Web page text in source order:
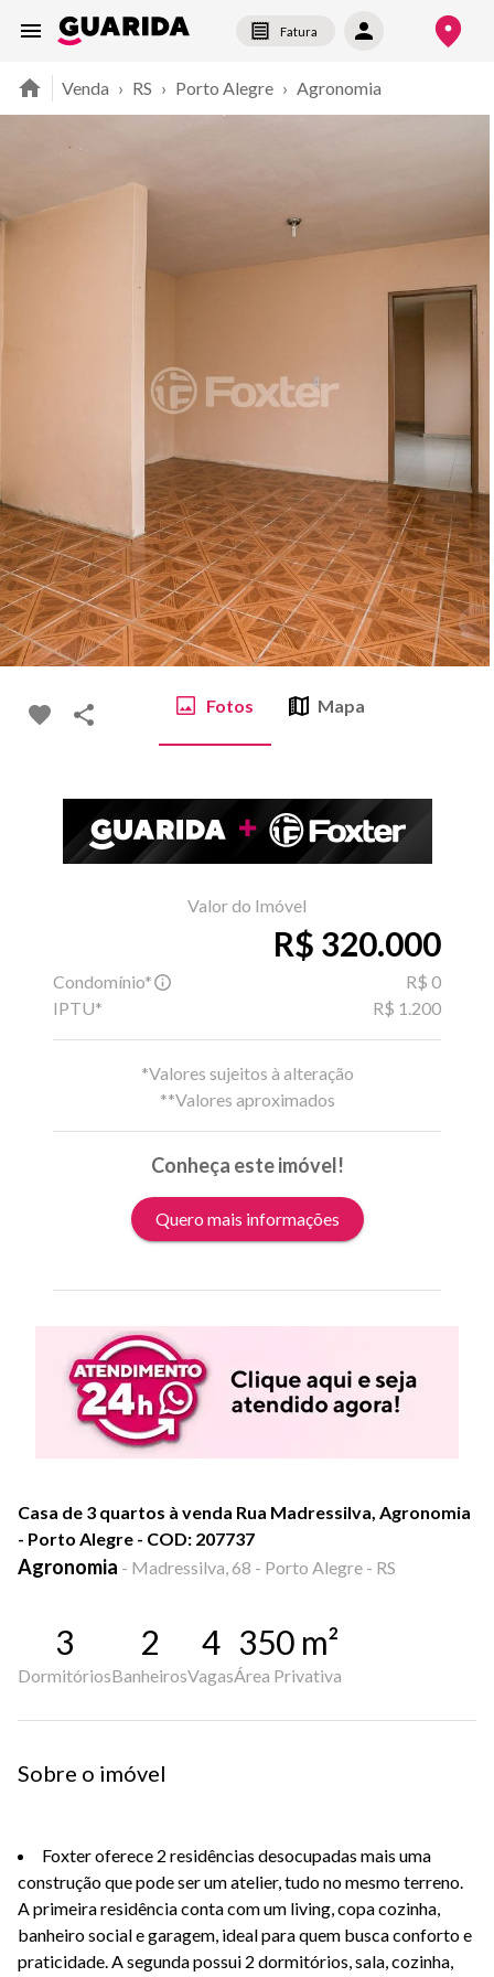
Fatura
Venda › RS › Porto Alegre › Agronomia
Fotos Mapa
Valor do Imóvel
R$ 320.000
Condomínio*
R$ 0
IPTU*
R$ 1.200
*Valores sujeitos à alteração
**Valores aproximados
Conheça este imóvel!
Quero mais informações
Casa de 3 quartos à venda Rua Madressilva, Agronomia
- Porto Alegre - COD: 207737
Agronomia - Madressilva, 68 - Porto Alegre - RS
3
Dormitórios
2
Banheiros
4
Vagas
350 m²
Área Privativa
Sobre o imóvel
Foxter oferece 2 residências desocupadas mais uma
construção que pode ser um atelier, tudo no mesmo terreno.
A primeira residência conta com um living, copa cozinha,
banheiro social e garagem, ideal para quem busca conforto e
praticidade. A segunda possui 2 dormitórios, sala, cozinha,